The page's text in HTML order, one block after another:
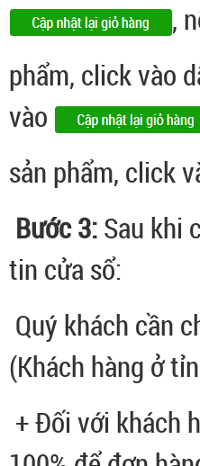
,
phẩm, click vào
vào
sản phẩm, click
Bước 3:Sau khi
tin cửa sổ:
Quý khách cần
(Khách hàng ở
+ Đối với khách